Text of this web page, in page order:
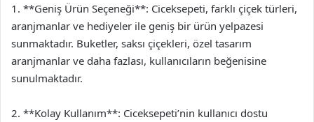
1. **Geniş Ürün Seçeneği**: Ciceksepeti, farklı çiçek türleri,
aranjmanlar ve hediyeler ile geniş bir ürün yelpazesi
sunmaktadır. Buketler, saksı çiçekleri, özel tasarım
aranjmanlar ve daha fazlası, kullanıcıların beğenisine
sunulmaktadır.
2. **Kolay Kullanım**: Ciceksepeti’nin kullanıcı dostu